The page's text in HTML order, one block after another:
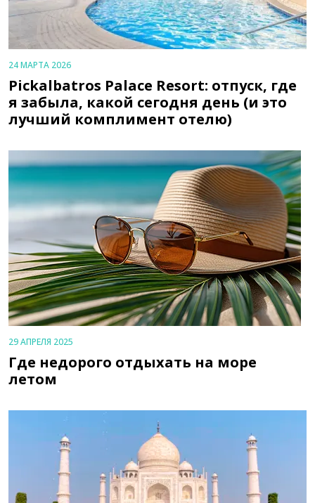
24 МАРТА 2026
Pickalbatros Palace Resort: отпуск, где
я забыла, какой сегодня день (и это
лучший комплимент отелю)
29 АПРЕЛЯ 2025
Где недорого отдыхать на море
летом